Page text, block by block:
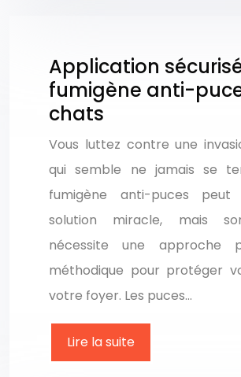
Application
fumigène anti-
chats
Vous luttez contre une
qui semble ne jamais se
fumigène anti-puces
solution miracle, mais
nécessite une approche
méthodique pour protéger
votre foyer. Les puces…
Lire la suite